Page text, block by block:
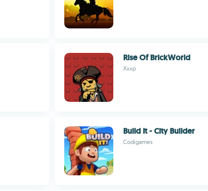
Rise Of BrickWorld
Xxxp
Build It - City Builder
Codigames